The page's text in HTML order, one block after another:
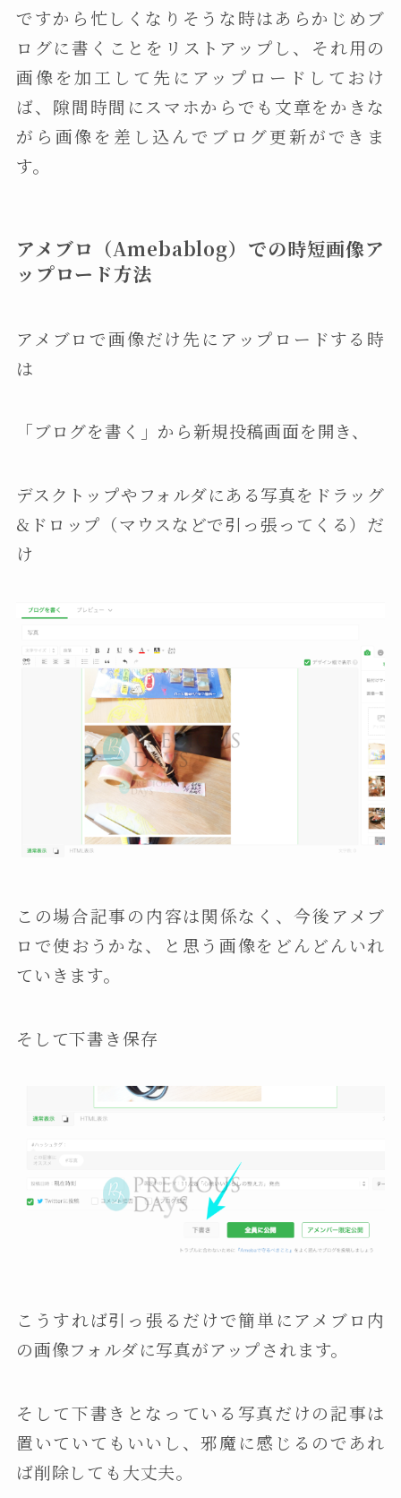
ですから忙しくなりそうな時はあらかじめブ
ログに書くことをリストアップし、それ用の
画像を加工して先にアップロードしておけ
ば、隙間時間にスマホからでも文章をかきな
がら画像を差し込んでブログ更新ができま
す。
アメブロ（Amebablog）での時短画像ア
ップロード方法
アメブロで画像だけ先にアップロードする時
は
「ブログを書く」から新規投稿画面を開き、
デスクトップやフォルダにある写真をドラッグ
&ドロップ（マウスなどで引っ張ってくる）だ
け
この場合記事の内容は関係なく、今後アメブ
ロで使おうかな、と思う画像をどんどんいれ
ていきます。
そして下書き保存
こうすれば引っ張るだけで簡単にアメブロ内
の画像フォルダに写真がアップされます。
そして下書きとなっている写真だけの記事は
置いていてもいいし、邪魔に感じるのであれ
ば削除しても大丈夫。